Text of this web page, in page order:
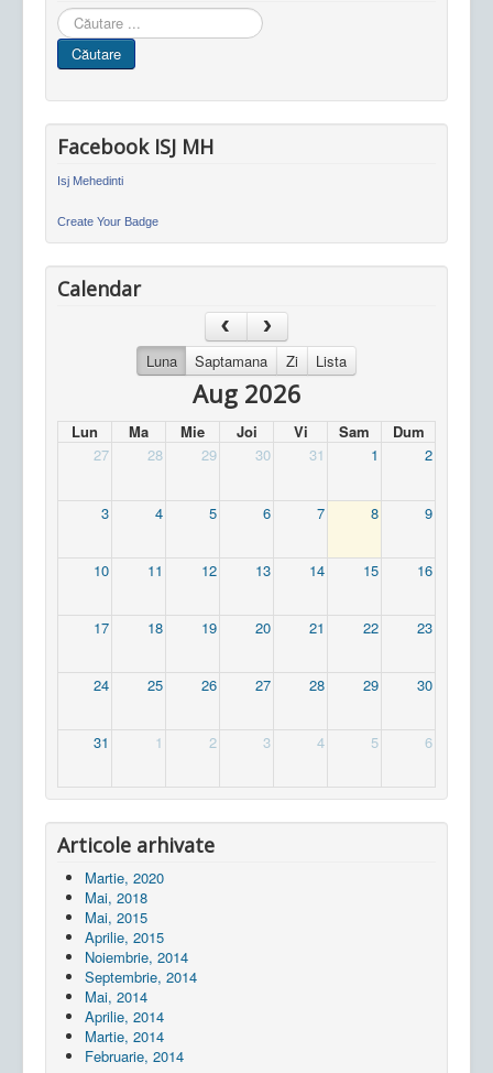
Cauta
in
site
Căutare
Facebook ISJ MH
Isj Mehedinti
Create Your Badge
Calendar
Luna Saptamana Zi Lista
Aug 2026
Lun Ma Mie Joi Vi Sam
Dum
27
28 29 30 31 1 2
3 4 5 6 7 8 9
10 11 12 13 14 15 16
17 18 19 20 21 22 23
24 25 26 27 28 29 30
31 1 2 3 4 5 6
Articole arhivate
Martie, 2020
Mai, 2018
Mai, 2015
Aprilie, 2015
Noiembrie, 2014
Septembrie, 2014
Mai, 2014
Aprilie, 2014
Martie, 2014
Februarie, 2014